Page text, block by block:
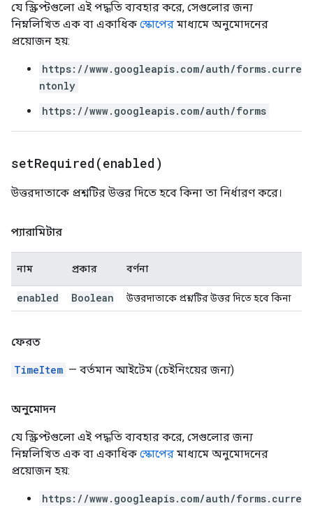
যে স্ক্রিপ্টগুলো এই পদ্ধতি ব্যবহার করে, সেগুলোর জন্য
নিম্নলিখিত এক বা একাধিক স্কোপের মাধ্যমে অনুমোদনের
প্রয়োজন হয়:
https://www.googleapis.com/auth/forms.curre
ntonly
https://www.googleapis.com/auth/forms
setRequired(enabled)
উত্তরদাতাকে প্রশ্নটির উত্তর দিতে হবে কিনা তা নির্ধারণ করে।
প্যারামিটার
নাম প্রকার বর্ণনা
enabled Boolean উত্তরদাতাকে প্রশ্নটির উত্তর দিতে হবে কিনা
ফেরত
TimeItem — বর্তমান আইটেম (চেইনিংয়ের জন্য)
অনুমোদন
যে স্ক্রিপ্টগুলো এই পদ্ধতি ব্যবহার করে, সেগুলোর জন্য
নিম্নলিখিত এক বা একাধিক স্কোপের মাধ্যমে অনুমোদনের
প্রয়োজন হয়:
https://www.googleapis.com/auth/forms.curre